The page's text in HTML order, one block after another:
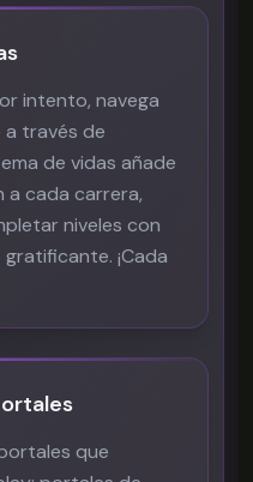
intento, navega
través de
de vidas añade
a cada carrera,
niveles con
¡Cada
que